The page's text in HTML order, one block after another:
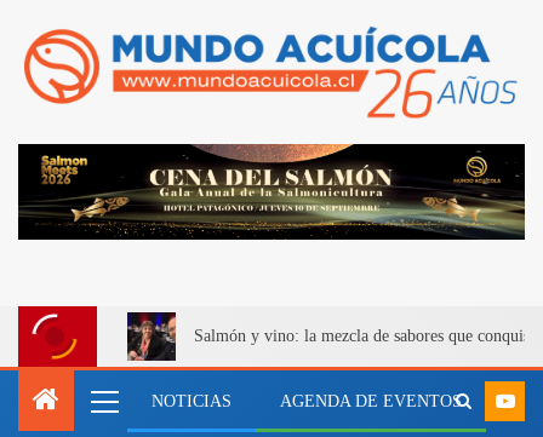
Salmón y vino: la mezcla de sabores que
NOTICIAS AGENDA DE EVENTOS